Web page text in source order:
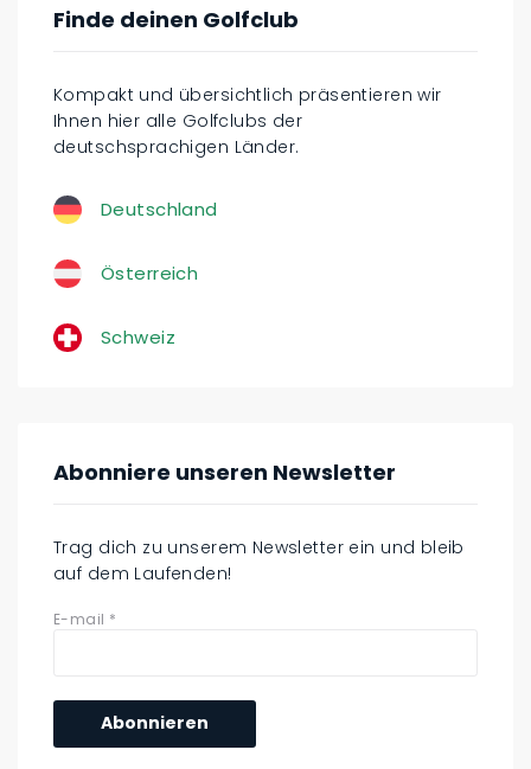
Finde deinen Golfclub
Kompakt und übersichtlich präsentieren wir
Ihnen hier alle Golfclubs der
deutschsprachigen Länder.
Deutschland
Österreich
Schweiz
Abonniere unseren Newsletter
Trag dich zu unserem Newsletter ein und bleib
auf dem Laufenden!
E-mail *